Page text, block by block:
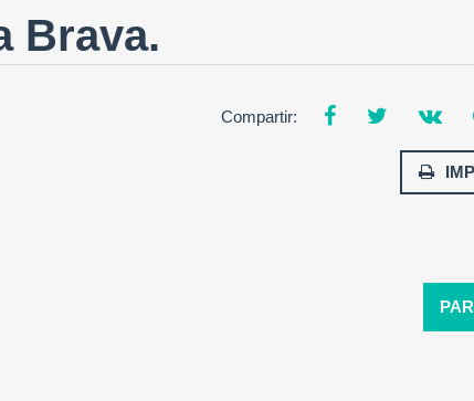
Brava.
Compartir: